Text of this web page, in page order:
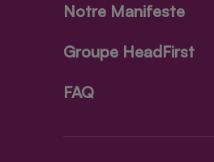
Notre Manifeste
Groupe HeadFirst
FAQ